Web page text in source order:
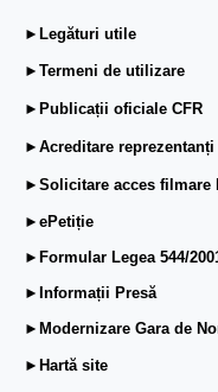
►Legături utile
►Termeni de utilizare
►Publicații oficiale CFR
►Acreditare reprezentanți
►Solicitare acces filmare
►ePetiție
►Formular Legea 544/
►Informații Presă
►Modernizare Gara de
►Hartă site